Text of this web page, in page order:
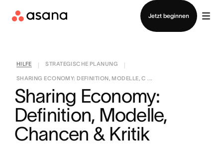
Jetzt beginnen
Vertrieb kontaktieren
HILFE STRATEGISCHE PLANUNG
SHARING ECONOMY: DEFINITION, MODELLE, C ...
Sharing Economy:
Definition, Modelle,
Chancen & Kritik